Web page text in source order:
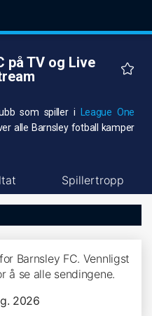
på TV og Live
som spiller i
League One
alle Barnsley fotball kamper
Spillertropp
Barnsley FC. Vennligst
å se alle sendingene.
2026